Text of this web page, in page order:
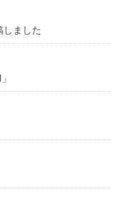
しました